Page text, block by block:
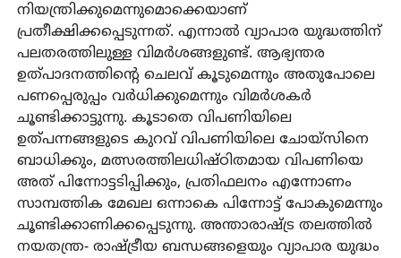
നിയന്ത്രിക്കുമെന്നുമൊക്കെയാണ്
പ്രതീക്ഷിക്കപ്പെടുന്നത്. എന്നാല്‍ വ്യാപാര യുദ്ധത്തിന്
പലതരത്തിലുള്ള വിമര്‍ശങ്ങളുണ്ട്. ആഭ്യന്തര
ഉത്പാദനത്തിന്റെ ചെലവ് കൂടുമെന്നും അതുപോലെ
പണപ്പെരുപ്പം വര്‍ധിക്കുമെന്നും വിമര്‍ശകര്‍
ചൂണ്ടിക്കാട്ടുന്നു. കൂടാതെ വിപണിയിലെ
ഉത്പന്നങ്ങളുടെ കുറവ് വിപണിയിലെ ചോയ്‌സിനെ
ബാധിക്കും, മത്സരത്തിലധിഷ്ഠിതമായ വിപണിയെ
അത് പിന്നോട്ടടിപ്പിക്കും, പ്രതിഫലനം എന്നോണം
സാമ്പത്തിക മേഖല ഒന്നാകെ പിന്നോട്ട് പോകുമെന്നും
ചൂണ്ടിക്കാണിക്കപ്പെടുന്നു. അന്താരാഷ്ട്ര തലത്തില്‍
നയതന്ത്ര- രാഷ്ട്രീയ ബന്ധങ്ങളെയും വ്യാപാര യുദ്ധം